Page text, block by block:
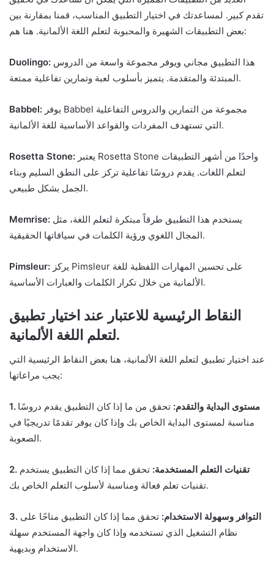
تقدم كبير. لمساعدتك في اختيار التطبيق المناسب، قمنا بمقارنة بين
بعض التطبيقات الشهيرة والمحبوبة لتعلم اللغة الألمانية. هنا هم:
Duolingo:
المبتدئة والمتقدمة. يتميز بأسلوب لعبة وتمارين تفاعلية ممتعة.
Babbel:
التي تستهدف المفردات والقواعد الأساسية للغة الألمانية.
Rosetta Stone:
لتعلم اللغات. يقدم دروسًا تفاعلية تركز على النطق السليم وبناء
الجمل بشكل طبيعي.
Memrise:
المجال اللغوي ورؤية الكلمات في سياقاتها الحقيقية.
Pimsleur:
الألمانية من خلال تكرار الكلمات والعبارات الأساسية.
النقاط الرئيسية للاعتبار عند اختيار تطبيق
لتعلم اللغة الألمانية.
عند اختيار تطبيق لتعلم اللغة الألمانية، هنا بعض النقاط الرئيسية التي
يجب مراعاتها:
1. مستوى البداية والتقدم: تحقق من ما إذا كان التطبيق يقدم دروسًا
مناسبة لمستوى البداية الخاص بك وإذا كان يوفر تقدمًا تدريجيًا في
الصعوبة.
2. تقنيات التعلم المستخدمة: تحقق مما إذا كان التطبيق يستخدم
تقنيات تعلم فعالة ومناسبة لأسلوب التعلم الخاص بك.
3. التوافر وسهولة الاستخدام: تحقق مما إذا كان التطبيق متاحًا على
نظام التشغيل الذي تستخدمه وإذا كان واجهة المستخدم سهلة
الاستخدام وبديهية.